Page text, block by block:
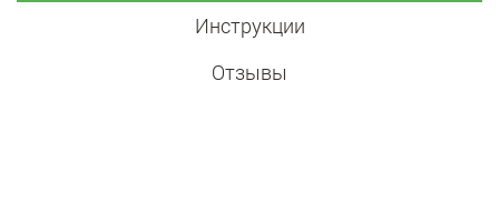
Инструкции
Отзывы